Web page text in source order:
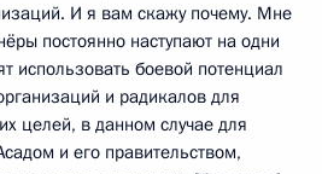
И я вам скажу почему. Мне
постоянно наступают на одни
использовать боевой потенциал
и радикалов для
целей, в данном случае для
и его правительством,